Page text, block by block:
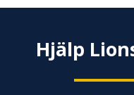
Hjälp